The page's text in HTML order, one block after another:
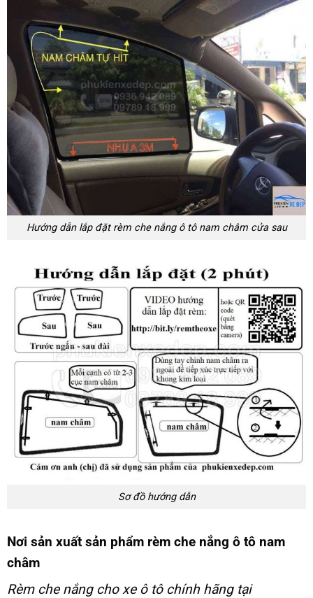
Hướng dẫn lắp đặt rèm che nắng ô tô nam châm cửa sau
Sơ đồ hướng dẫn
Nơi sản xuất sản phẩm rèm che nắng ô tô nam
châm
Rèm che nắng cho xe ô tô chính hãng tại